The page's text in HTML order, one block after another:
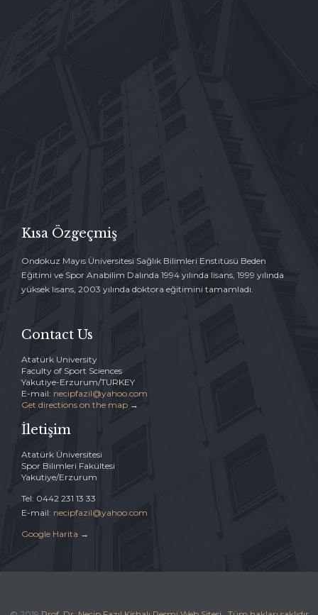
Kısa Özgeçmiş
Ondokuz Mayıs Üniversitesi Sağlık Bilimleri Enstitüsü Beden
Eğitimi ve Spor Anabilim Dalında 1994 yılında lisans, 1999 yılında
yüksek lisans, 2003 yılında doktora eğitimini tamamladı.
Contact Us
Atatürk University
Faculty of Sport Sciences
Yakutiye-Erzurum/TURKEY
E-mail: necipfazil@yahoo.com
Get directions on the map →
İletişim
Atatürk Üniversitesi
Spor Bilimleri Fakültesi
Yakutiye/Erzurum
Tel: 0442 231 13 33
E-mail: necipfazil@yahoo.com
Google Harita →